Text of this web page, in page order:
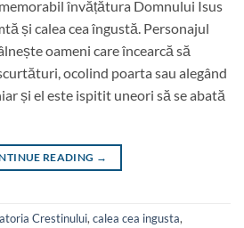
învățătura Domnului Isus
și calea cea îngustă. Personajul
oameni care încearcă să
ocolind poarta sau alegând
și el este ispitit uneori să se abată
READING →
Crestinului, calea cea ingusta,